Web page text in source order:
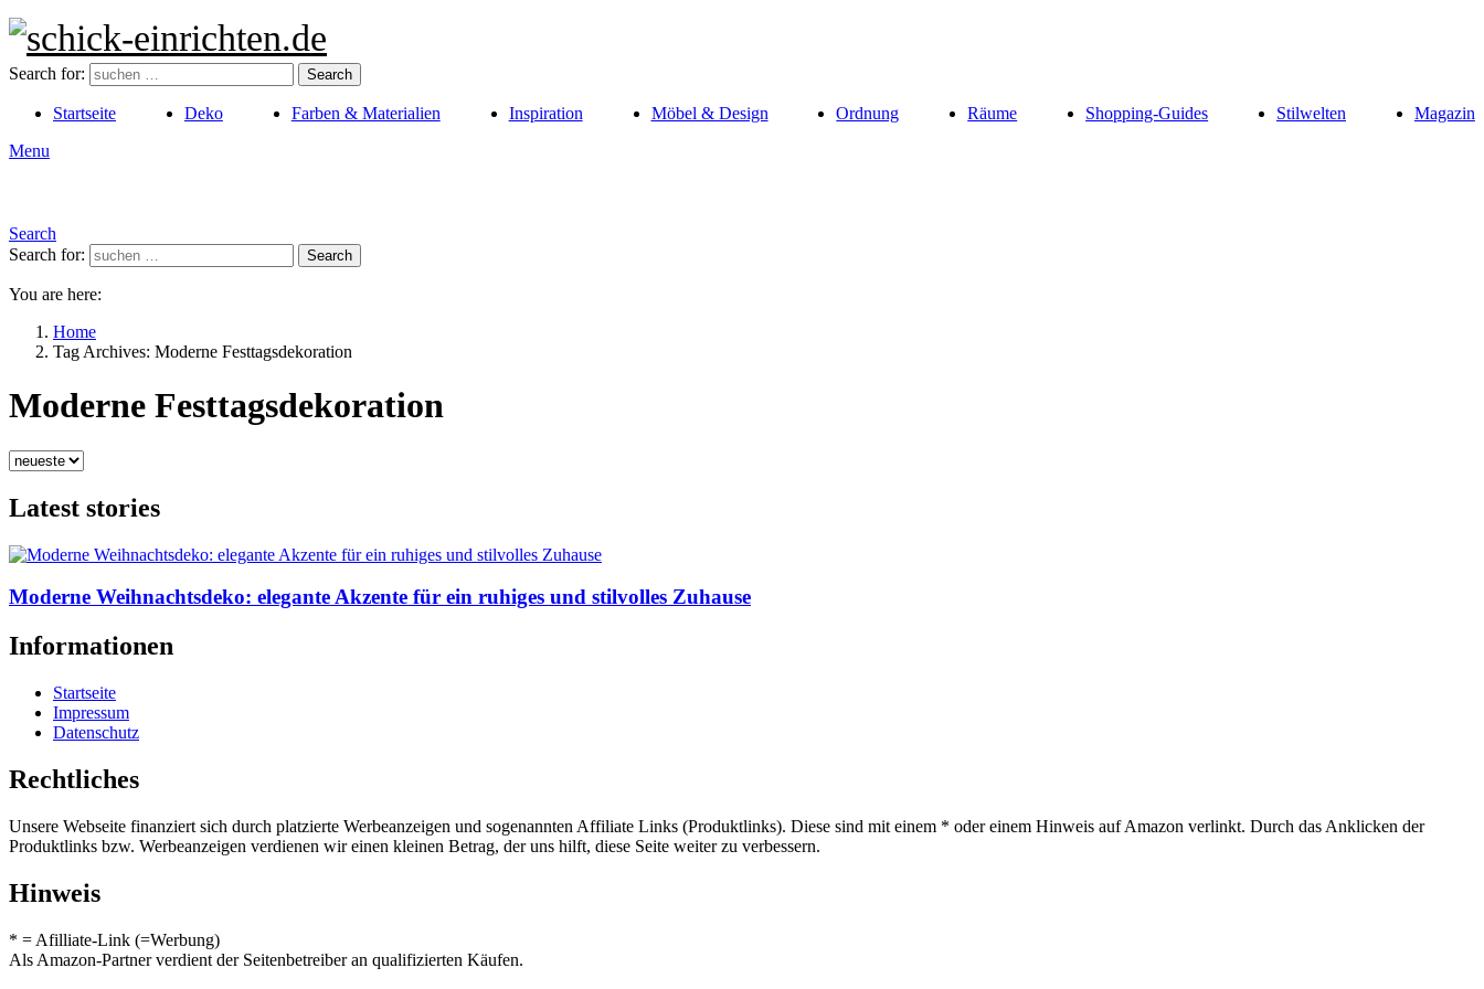
Search for: Search
Startseite Deko Farben & Materialien Inspiration Möbel & Design Ordnung Räume Shopping-Guides Stilwelten
Magazin
Menu
Search
Search for:
Search
You are here:
Home
Tag Archives: Moderne Festtagsdekoration
Moderne Festtagsdekoration
Latest stories
Moderne Weihnachtsdeko: elegante Akzente für ein ruhiges und stilvolles Zuhause
Informationen
Startseite
Impressum
Datenschutz
Rechtliches
Unsere Webseite finanziert sich durch platzierte Werbeanzeigen und sogenannten Affiliate Links (Produktlinks). Diese sind mit einem * oder einem Hinweis auf Amazon verlinkt. Durch das Anklicken der
Produktlinks bzw. Werbeanzeigen verdienen wir einen kleinen Betrag, der uns hilft, diese Seite weiter zu verbessern.
Hinweis
* = Afilliate-Link (=Werbung)
Als Amazon-Partner verdient der Seitenbetreiber an qualifizierten Käufen.